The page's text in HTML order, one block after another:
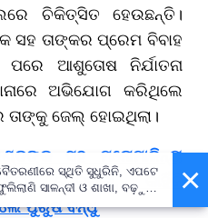
ଚିକିତ୍ସିତ ହେଉଛନ୍ତି।
ସହ ତାଙ୍କର ପ୍ରେମ ବିବାହ
ଆଶୁତୋଷ ନିର୍ଯାତନା
ଅଭିଯୋଗ କରିଥିଲେ
ତାଙ୍କୁ ଜେଲ୍ ହୋଇଥିଲା।
ସହ ମନୋମାଳିନ୍ୟ
ଚନ୍ଦ୍ରିକା, କାହିଁକି
ପୁରୁଷ ବନ୍ଧୁ
×
ସ୍ଥିତି ସୁଧୁରିନି, ଏପଟେ
ସାଳନ୍ଦୀ ଓ ଶାଖା, ବଢ଼ୁଛି